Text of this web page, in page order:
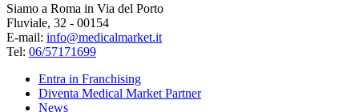
Siamo a Roma in Via del Porto
Fluviale, 32 - 00154
E-mail: info@medicalmarket.it
Tel: 06/57171699
Entra in Franchising
Diventa Medical Market Partner
News